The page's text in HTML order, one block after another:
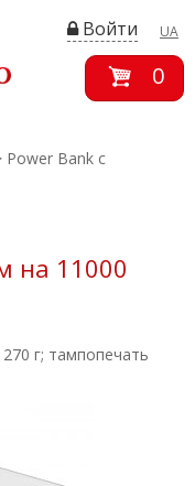
UA
Войти
0
Power Bank с
на 11000
г; тампопечать